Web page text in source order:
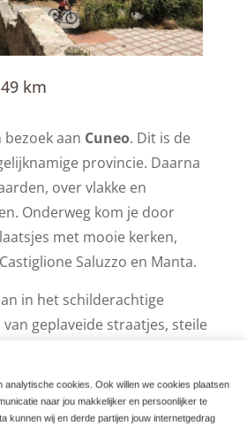
analytische cookies. Ook willen we cookies plaatsen
naar jou makkelijker en persoonlijker te
kunnen wij en derde partijen jouw internetgedrag
km
bezoek aan Cuneo. Dit is de
provincie. Daarna
over vlakke en
Onderweg kom je door
met mooie kerken,
Saluzzo en Manta.
in het schilderachtige
van geplaveide straatjes, steile